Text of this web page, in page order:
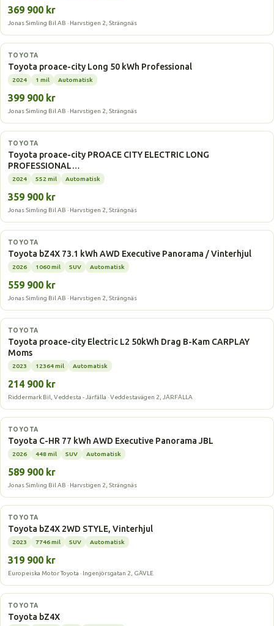
369 900 kr
Jonas Simling Bil AB · Harvstigen 2, Strängnäs
Elbil
TOYOTA
Toyota proace-city Long 50 kWh Professional
2024 1 mil Automatisk
399 900 kr
Jonas Simling Bil AB · Harvstigen 2, Strängnäs
Elbil
TOYOTA
Toyota proace-city PROACE CITY ELECTRIC LONG
PROFESSIONAL…
2024 552 mil Automatisk
359 900 kr
Jonas Simling Bil AB · Harvstigen 2, Strängnäs
Elbil
TOYOTA
Toyota bZ4X 73.1 kWh AWD Executive Panorama / Vinterhjul
2026 1060 mil SUV Automatisk
559 900 kr
Jonas Simling Bil AB · Harvstigen 2, Strängnäs
Elbil
TOYOTA
Toyota proace-city Electric L2 50kWh Drag B-Kam CARPLAY
Moms
2023 12364 mil Automatisk
214 900 kr
Riddermark Bil, Veddesta - Järfälla · Veddestavägen 2, JÄRFÄLLA
Elbil
TOYOTA
Toyota C-HR 77 kWh AWD Executive Panorama JBL
2026 448 mil SUV Automatisk
589 900 kr
Jonas Simling Bil AB · Harvstigen 2, Strängnäs
Elbil
TOYOTA
Toyota bZ4X 2WD STYLE, Vinterhjul
2023 7746 mil SUV Automatisk
319 900 kr
Europeiska Motor Toyota · Ingenjörsgatan 2, GÄVLE
Elbil
TOYOTA
Toyota bZ4X